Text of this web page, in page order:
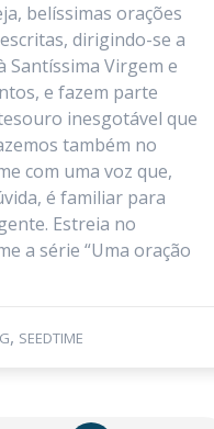
belíssimas orações
dirigindo-se a
Santíssima Virgem e
e fazem parte
inesgotável que
também no
com uma voz que,
é familiar para
Estreia no
a série “Uma oração
, SEEDTIME